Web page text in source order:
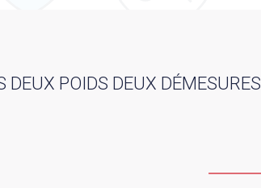
DEUX POIDS DEUX DÉMESURES